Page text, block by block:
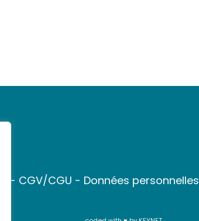
- CGV/CGU - Données personnelles